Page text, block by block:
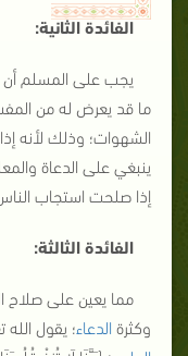
الفائدة الثانية:
يجب على المسلم أن
ما قد يعرض له من
الشهوات؛ وذلك لأنه
ينبغي على الدعاة
إذا صلحت استجاب
الفائدة الثالثة:
مما يعين على صلاح
وكثرة الدعاء؛ يقول